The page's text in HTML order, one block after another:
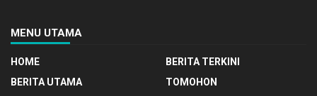
MENU UTAMA
HOME
BERITA TERKINI
BERITA UTAMA
TOMOHON